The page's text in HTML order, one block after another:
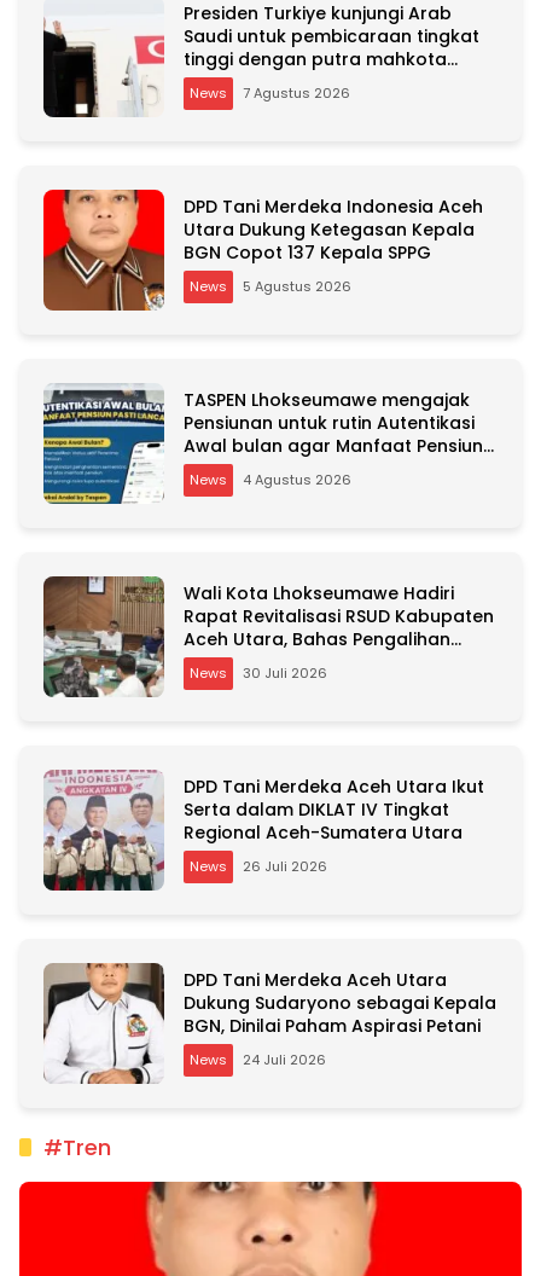
Presiden Turkiye kunjungi Arab
Saudi untuk pembicaraan tingkat
tinggi dengan putra mahkota
Saudi dan PM Pakistan
News 7 Agustus 2026
DPD Tani Merdeka Indonesia Aceh
Utara Dukung Ketegasan Kepala
BGN Copot 137 Kepala SPPG
News 5 Agustus 2026
TASPEN Lhokseumawe mengajak
Pensiunan untuk rutin Autentikasi
Awal bulan agar Manfaat Pensiun
tetap Lancar
News 4 Agustus 2026
Wali Kota Lhokseumawe Hadiri
Rapat Revitalisasi RSUD Kabupaten
Aceh Utara, Bahas Pengalihan
Kepemilikan RSU Cut Meutia
News 30 Juli 2026
DPD Tani Merdeka Aceh Utara Ikut
Serta dalam DIKLAT IV Tingkat
Regional Aceh-Sumatera Utara
News 26 Juli 2026
DPD Tani Merdeka Aceh Utara
Dukung Sudaryono sebagai Kepala
BGN, Dinilai Paham Aspirasi Petani
News 24 Juli 2026
#Tren